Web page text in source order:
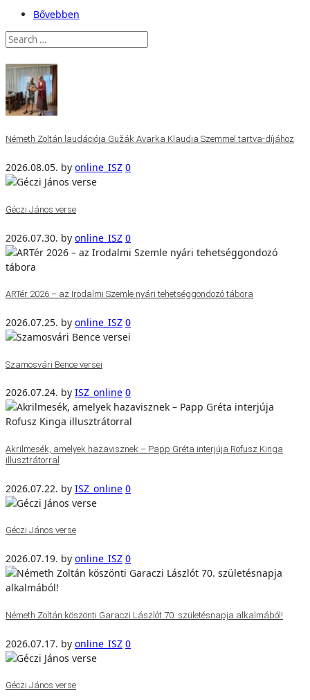
Bővebben
Németh Zoltán laudációja Gužák Avarka Klaudia Szemmel tartva-díjához
2026.08.05. by online_ISZ 0
Géczi János verse
2026.07.30. by online_ISZ 0
ARTér 2026 – az Irodalmi Szemle nyári tehetséggondozó tábora
2026.07.25. by online_ISZ 0
Szamosvári Bence versei
2026.07.24. by ISZ_online 0
Akrilmesék, amelyek hazavisznek – Papp Gréta interjúja Rofusz Kinga
illusztrátorral
2026.07.22. by ISZ_online 0
Géczi János verse
2026.07.19. by online_ISZ 0
Németh Zoltán köszönti Garaczi Lászlót 70. születésnapja alkalmából!
2026.07.17. by online_ISZ 0
Géczi János verse